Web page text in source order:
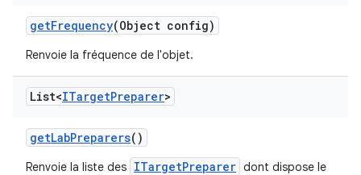
getFrequency(Object config)
Renvoie la fréquence de l'objet.
List<ITargetPreparer>
getLabPreparers()
Renvoie la liste des ITargetPreparer dont dispose le